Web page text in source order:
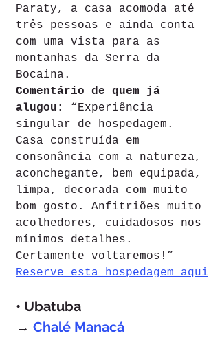
Paraty, a casa acomoda até
três pessoas e ainda conta
com uma vista para as
montanhas da Serra da
Bocaina.
Comentário de quem já
alugou: “Experiência
singular de hospedagem.
Casa construída em
consonância com a natureza,
aconchegante, bem equipada,
limpa, decorada com muito
bom gosto. Anfitriões muito
acolhedores, cuidadosos nos
mínimos detalhes.
Certamente voltaremos!”
Reserve esta hospedagem aqui
• Ubatuba
→ Chalé Manacá